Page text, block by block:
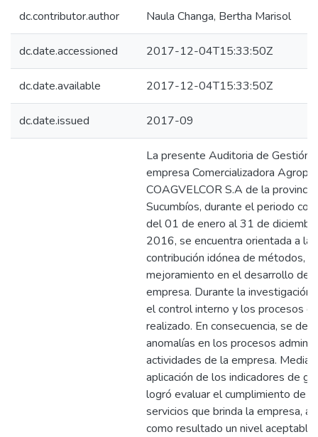
dc.contributor.author Naula Changa, Bertha Marisol
dc.date.accessioned 2017-12-04T15:33:50Z
dc.date.available 2017-12-04T15:33:50Z
dc.date.issued 2017-09
La presente Auditoria de Gestión
empresa Comercializadora
COAGVELCOR S.A de la
Sucumbíos, durante el periodo
del 01 de enero al 31 de
2016, se encuentra orientada a la
contribución idónea de métodos,
mejoramiento en el desarrollo de
empresa. Durante la investigación
el control interno y los procesos
realizado. En consecuencia, se
anomalías en los procesos
actividades de la empresa.
aplicación de los indicadores de
logró evaluar el cumplimiento de
servicios que brinda la empresa,
como resultado un nivel